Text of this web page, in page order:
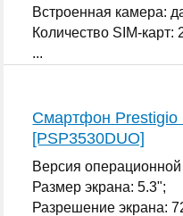
Встроенная камера:
Количество SIM-карт:
...
Смартфон Prestigio
[PSP3530DUO]
Версия
Размер экрана: 5.3";
Разрешение экрана: